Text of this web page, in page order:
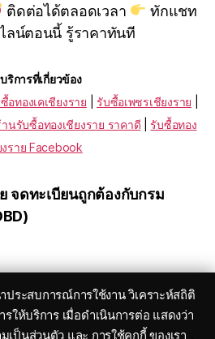
ติดต่อได้ตลอดเวลา
ทักแชท
ลน์ตอนนี้ รู้ราคาทันที
บริการที่เกี่ยวข้อง
อทองเคเชียงราย รับซื้อเพชรเชียงราย
านรับซื้อทองเชียงราย ราคาดี
รับซื้อทอง
งราย Facebook
จดทะเบียนถูกต้องกับกรม
ระสบการณ์การใช้งาน วิเคราะห์สถิติ
ให้บริการ เมื่อดำเนินการต่อ แสดงว่า
ป็นส่วนตัว และ การใช้คุกกี้ ของเรา